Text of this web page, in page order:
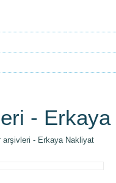
-
arşivleri - Erkaya Nakliyat